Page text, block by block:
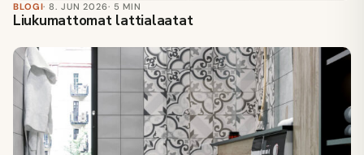
BLOGI· 8. JUN 2026· 5 MIN
Liukumattomat lattialaatat